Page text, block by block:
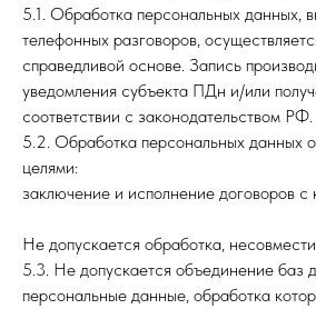
5.1. Обработка персональных данных,
телефонных разговоров,
справедливой основе. Запись
уведомления субъекта ПДн и/или
соответствии с законодательством РФ.
5.2. Обработка персональных данных
целями:
заключение и исполнение договоров с
Не допускается обработка,
5.3. Не допускается объединение баз
персональные данные, обработка